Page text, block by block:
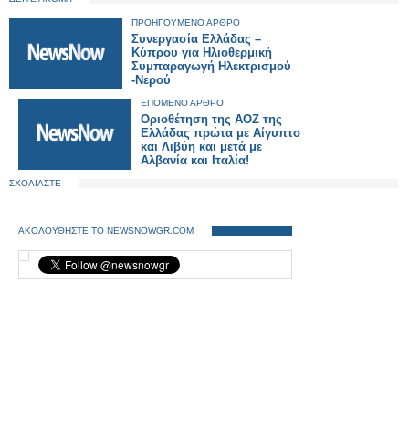
ΠΡΟΗΓΟΥΜΕΝΟ ΑΡΘΡΟ
Συνεργασία Ελλάδας –
Κύπρου για Ηλιοθερμική
Συμπαραγωγή Ηλεκτρισμού
-Νερού
ΕΠΟΜΕΝΟ ΑΡΘΡΟ
Οριοθέτηση της ΑΟΖ της
Ελλάδας πρώτα με Αίγυπτο
και Λιβύη και μετά με
Αλβανία και Ιταλία!
ΣΧΟΛΙΑΣΤΕ
ΑΚΟΛΟΥΘΗΣΤΕ ΤΟ NEWSNOWGR.COM